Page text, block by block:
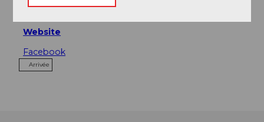
Website
Facebook
Arrivée